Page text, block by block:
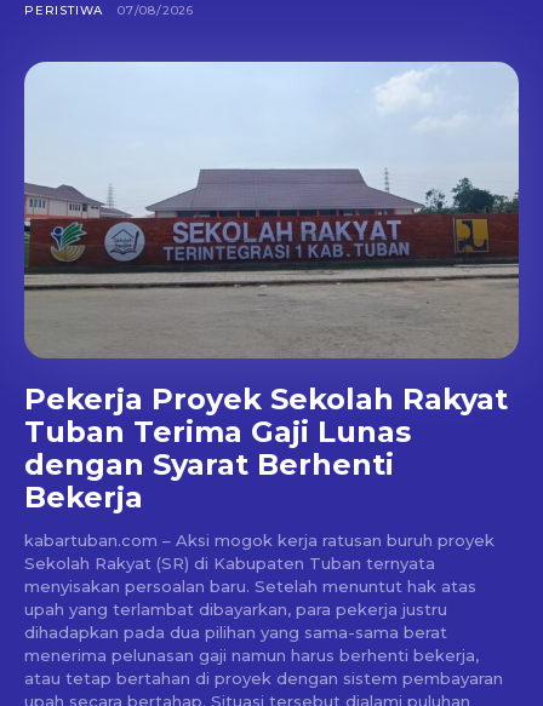
PERISTIWA 07/08/2026
Pekerja Proyek Sekolah Rakyat
Tuban Terima Gaji Lunas
dengan Syarat Berhenti
Bekerja
kabartuban.com – Aksi mogok kerja ratusan buruh proyek
Sekolah Rakyat (SR) di Kabupaten Tuban ternyata
menyisakan persoalan baru. Setelah menuntut hak atas
upah yang terlambat dibayarkan, para pekerja justru
dihadapkan pada dua pilihan yang sama-sama berat
menerima pelunasan gaji namun harus berhenti bekerja,
atau tetap bertahan di proyek dengan sistem pembayaran
upah secara bertahap. Situasi tersebut dialami puluhan